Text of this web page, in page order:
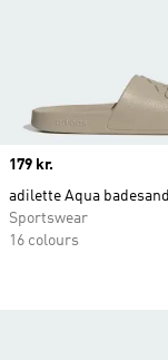
Price
179 kr.
adilette Aqua
Sportswear
16 colours